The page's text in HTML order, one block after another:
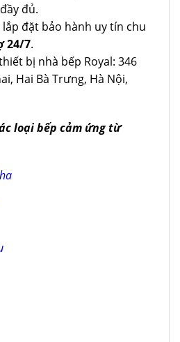
đủ.
lắp đặt bảo hành uy tín chu
24/7.
bị nhà bếp Royal: 346
Hai Bà Trưng, Hà Nội,
loại bếp cảm ứng từ